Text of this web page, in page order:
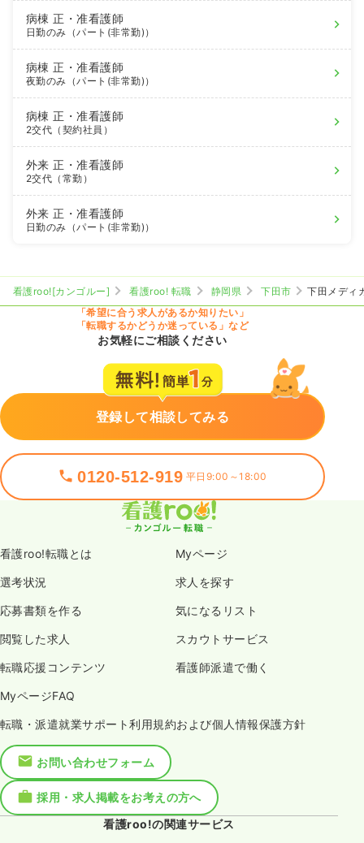
病棟正・准看護師
日勤のみ（パート(非常勤)）
病棟正・准看護師
夜勤のみ（パート(非常勤)）
病棟正・准看護師
2交代（契約社員）
外来正・准看護師
2交代（常勤）
外来正・准看護師
日勤のみ（パート(非常勤)）
看護roo![カンゴルー] 看護roo! 転職 静岡県 下田市
下田メディ
「希望に合う求人があるか知りたい」
「転職するかどうか迷っている」など
お気軽にご相談ください
登録して相談してみる
0120-512-919 平日9:00～18:00
看護roo!転職とは Myページ
選考状況 求人を探す
応募書類を作る 気になるリスト
閲覧した求人 スカウトサービス
転職応援コンテンツ 看護師派遣で働く
MyページFAQ
転職・派遣就業サポート利用規約および個人情報保護方針
お問い合わせフォーム
採用・求人掲載をお考えの方へ
看護roo!の関連サービス